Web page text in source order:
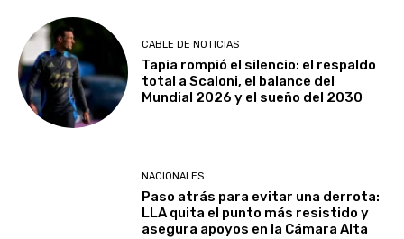
CABLE DE NOTICIAS
Tapia rompió el silencio: el respaldo
total a Scaloni, el balance del
Mundial 2026 y el sueño del 2030
NACIONALES
Paso atrás para evitar una derrota:
LLA quita el punto más resistido y
asegura apoyos en la Cámara Alta